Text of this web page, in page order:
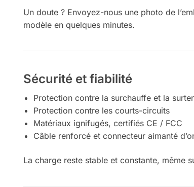
Un doute ? Envoyez-nous une photo de
modèle en quelques minutes.
Sécurité et fiabilité
Protection contre la surchauffe et la
Protection contre les courts-circuits
Matériaux ignifugés, certifiés CE / FCC
Câble renforcé et connecteur aimanté
La charge reste stable et constante, même